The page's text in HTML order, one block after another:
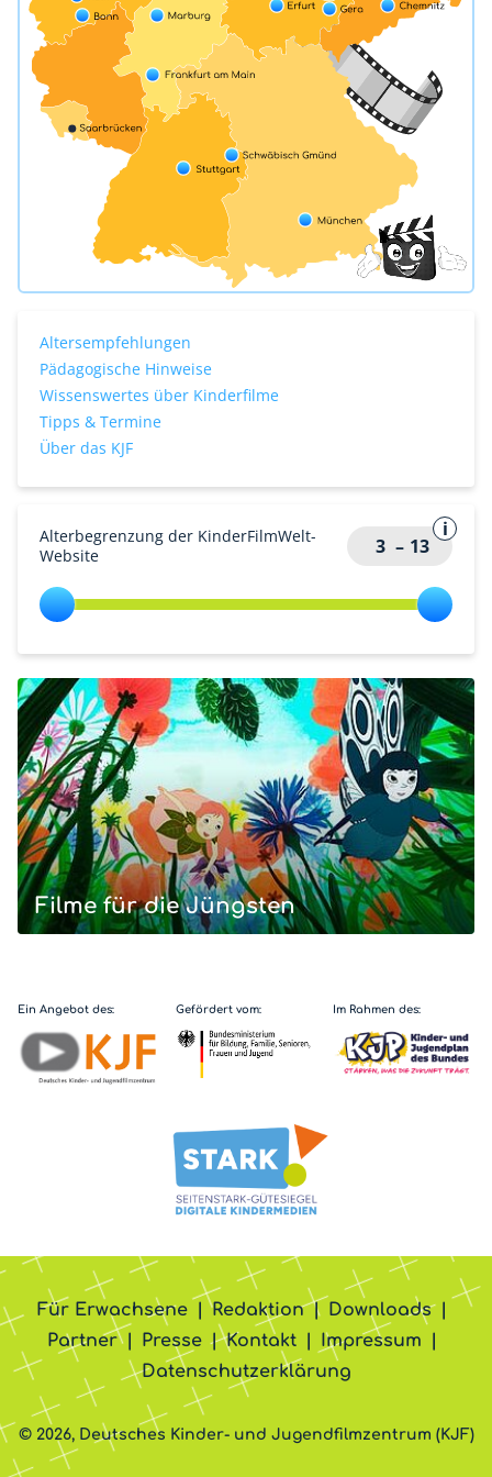
Für Erwachsene
Redaktion
Downloads
Kontakt
Datenschutzerklärung
Altersempfehlungen
Pädagogische Hinweise
Wissenswertes über Kinderfilme
Tipps & Termine
Über das KJF
Alterbegrenzung der KinderFilmWelt-
Website
3 – 13
Filme für die Jüngsten
Ein Angebot des: Gefördert vom: Im Rahmen des:
Für Erwachsene Redaktion
Downloads
Partner
Presse Kontakt
Impressum
Datenschutzerklärung
© 2026, Deutsches Kinder- und Jugendfilmzentrum (KJF)